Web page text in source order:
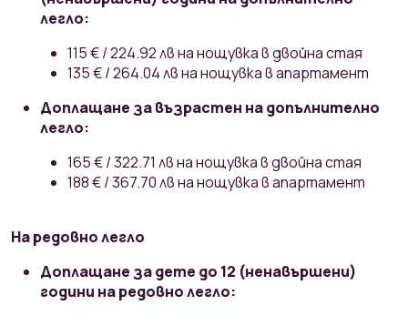
легло:
115 € / 224.92 лв на нощувка в двойна стая
135 € / 264.04 лв на нощувка в апартамент
Доплащане за възрастен на допълнително
легло:
165 € / 322.71 лв на нощувка в двойна стая
188 € / 367.70 лв на нощувка в апартамент
На редовно легло
Доплащане за дете до 12 (ненавършени)
години на редовно легло: